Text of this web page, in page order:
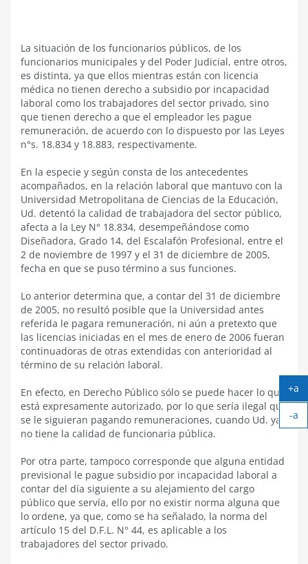
La situación de los funcionarios públicos, de los
funcionarios municipales y del Poder Judicial, entre otros,
es distinta, ya que ellos mientras están con licencia
médica no tienen derecho a subsidio por incapacidad
laboral como los trabajadores del sector privado, sino
que tienen derecho a que el empleador les pague
remuneración, de acuerdo con lo dispuesto por las Leyes
n°s. 18.834 y 18.883, respectivamente.
En la especie y según consta de los antecedentes
acompañados, en la relación laboral que mantuvo con la
Universidad Metropolitana de Ciencias de la Educación,
Ud. detentó la calidad de trabajadora del sector público,
afecta a la Ley N° 18.834, desempeñándose como
Diseñadora, Grado 14, del Escalafón Profesional, entre el
2 de noviembre de 1997 y el 31 de diciembre de 2005,
fecha en que se puso término a sus funciones.
Lo anterior determina que, a contar del 31 de diciembre
de 2005, no resultó posible que la Universidad antes
referida le pagara remuneración, ni aún a pretexto que
las licencias iniciadas en el mes de enero de 2006 fueran
continuadoras de otras extendidas con anterioridad al
término de su relación laboral.
En efecto, en Derecho Público sólo se puede hacer lo que
está expresamente autorizado, por lo que sería ilegal que
se le siguieran pagando remuneraciones, cuando Ud. ya
no tiene la calidad de funcionaria pública.
Por otra parte, tampoco corresponde que alguna entidad
previsional le pague subsidio por incapacidad laboral a
contar del día siguiente a su alejamiento del cargo
público que servía, ello por no existir norma alguna que
lo ordene, ya que, como se ha señalado, la norma del
artículo 15 del D.F.L. N° 44, es aplicable a los
trabajadores del sector privado.
+a
-a